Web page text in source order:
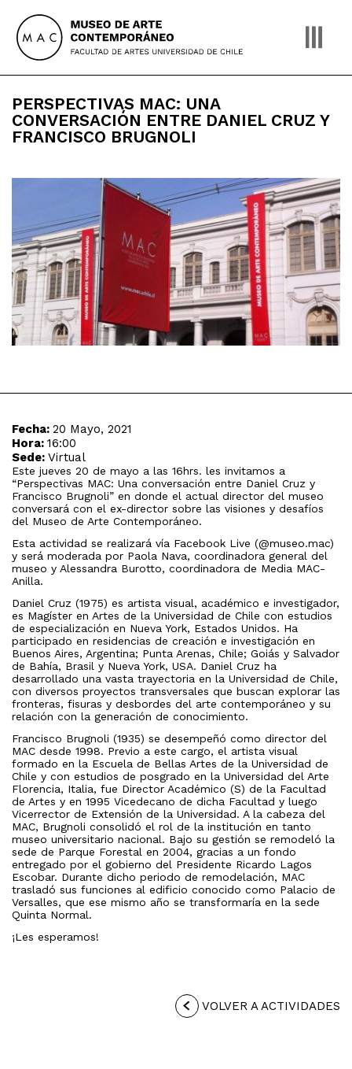
content
PERSPECTIVAS MAC: UNA
CONVERSACIÓN ENTRE DANIEL CRUZ Y
FRANCISCO BRUGNOLI
Fecha: 20 Mayo, 2021
Hora: 16:00
Sede: Virtual
Este jueves 20 de mayo a las 16hrs. les invitamos a
“Perspectivas MAC: Una conversación entre Daniel Cruz y
Francisco Brugnoli” en donde el actual director del museo
conversará con el ex-director sobre las visiones y desafíos
del Museo de Arte Contemporáneo.
Esta actividad se realizará vía Facebook Live (@museo.mac)
y será moderada por Paola Nava, coordinadora general del
museo y Alessandra Burotto, coordinadora de Media MAC-
Anilla.
Daniel Cruz (1975) es artista visual, académico e investigador,
es Magíster en Artes de la Universidad de Chile con estudios
de especialización en Nueva York, Estados Unidos. Ha
participado en residencias de creación e investigación en
Buenos Aires, Argentina; Punta Arenas, Chile; Goiás y Salvador
de Bahía, Brasil y Nueva York, USA. Daniel Cruz ha
desarrollado una vasta trayectoria en la Universidad de Chile,
con diversos proyectos transversales que buscan explorar las
fronteras, fisuras y desbordes del arte contemporáneo y su
relación con la generación de conocimiento.
Francisco Brugnoli (1935) se desempeñó como director del
MAC desde 1998. Previo a este cargo, el artista visual
formado en la Escuela de Bellas Artes de la Universidad de
Chile y con estudios de posgrado en la Universidad del Arte
Florencia, Italia, fue Director Académico (S) de la Facultad
de Artes y en 1995 Vicedecano de dicha Facultad y luego
Vicerrector de Extensión de la Universidad. A la cabeza del
MAC, Brugnoli consolidó el rol de la institución en tanto
museo universitario nacional. Bajo su gestión se remodeló la
sede de Parque Forestal en 2004, gracias a un fondo
entregado por el gobierno del Presidente Ricardo Lagos
Escobar. Durante dicho periodo de remodelación, MAC
trasladó sus funciones al edificio conocido como Palacio de
Versalles, que ese mismo año se transformaría en la sede
Quinta Normal.
¡Les esperamos!
VOLVER A ACTIVIDADES